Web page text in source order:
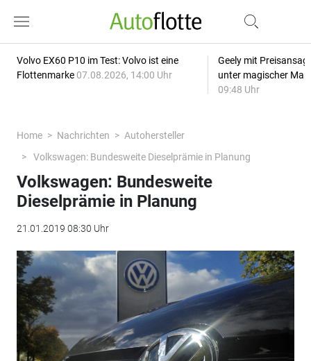
Volvo EX60 P10 im Test: Volvo ist eine
Flottenmarke 07.08.2026, 14:00 Uhr
Geely mit
unter magischer
09:48 Uhr
Home Nachrichten
Autohersteller
Volkswagen: Bundesweite Dieselprämie in Planung
Volkswagen: Bundesweite
Dieselprämie in Planung
21.01.2019 08:30 Uhr